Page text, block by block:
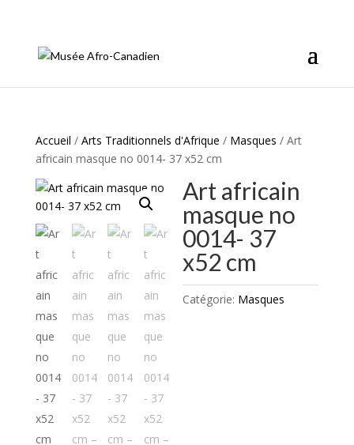
Accueil / Arts Traditionnels d'Afrique / Masques / Art
africain masque no 0014- 37 x52 cm
Art africain
masque no
0014- 37
x52 cm
Catégorie: Masques